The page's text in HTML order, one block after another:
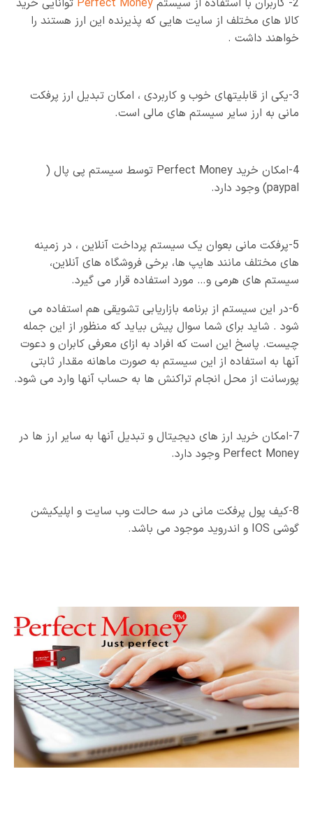
کالا های مختلف از سایت هایی که پذیرنده این ارز هستند را
خواهند داشت .
3-یکی از قابلیتهای خوب و کاربردی ، امکان تبدیل ارز پرفکت
مانی به ارز سایر سیستم های مالی است.
4-امکان خرید Perfect Money توسط سیستم پی پال (
paypal) وجود دارد.
5-پرفکت مانی بعوان یک سیستم پرداخت آنلاین ، در زمینه
های مختلف مانند هایپ ها، برخی فروشگاه های آنلاین،
سیستم های هرمی و… مورد استفاده قرار می گیرد.
6-در این سیستم از برنامه بازاریابی تشویقی هم استفاده می
شود . شاید برای شما سوال پیش بیاید که منظور از این جمله
چیست. پاسخ این است که افراد به ازای معرفی کابران و دعوت
آنها به استفاده از این سیستم به صورت ماهانه مقدار ثابتی
پورسانت از محل انجام تراکنش ها به حساب آنها وارد می شود.
7-امکان خرید ارز های دیجیتال و تبدیل آنها به سایر ارز ها در
Perfect Money وجود دارد.
8-کیف پول پرفکت مانی در سه حالت وب سایت و اپلیکیشن
گوشی IOS و اندروید موجود می باشد.